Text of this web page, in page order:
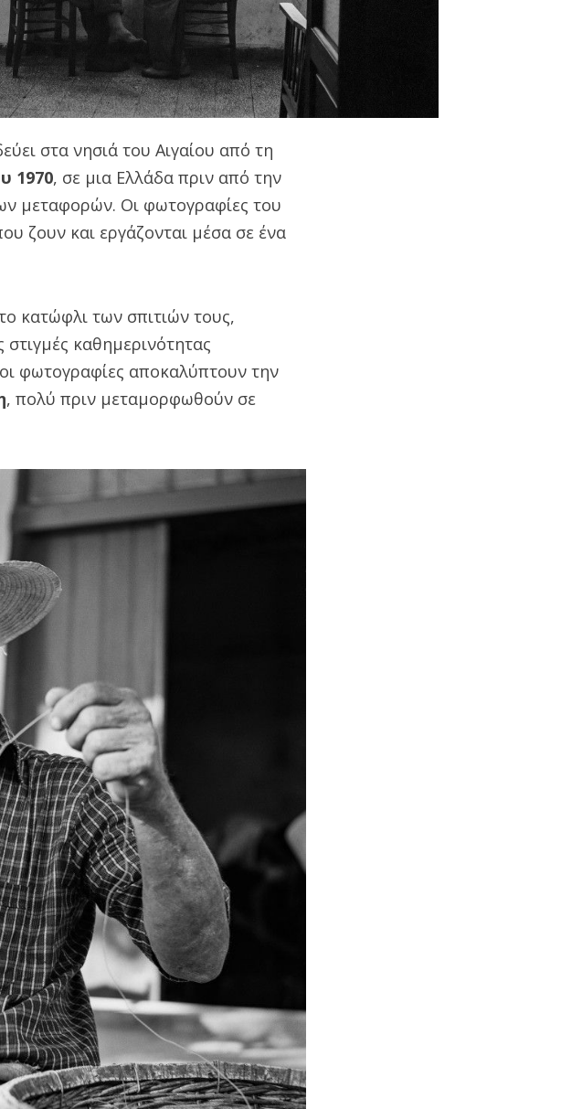
στα νησιά του Αιγαίου από τη
1970, σε μια Ελλάδα πριν από την
μεταφορών. Οι φωτογραφίες του
ζουν και εργάζονται μέσα σε ένα
κατώφλι των σπιτιών τους,
καθημερινότητας
φωτογραφίες αποκαλύπτουν την
, πολύ πριν μεταμορφωθούν σε